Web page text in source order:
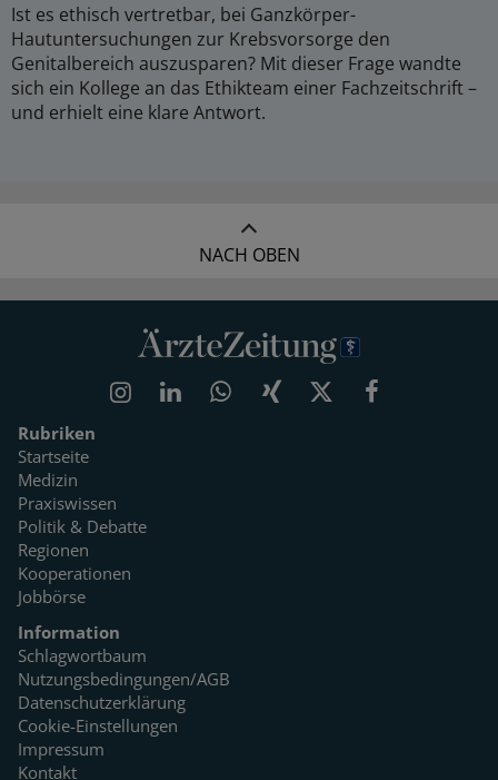
Ist es ethisch vertretbar, bei Ganzkörper-
Hautuntersuchungen zur Krebsvorsorge den
Genitalbereich auszusparen? Mit dieser Frage wandte
sich ein Kollege an das Ethikteam einer Fachzeitschrift –
und erhielt eine klare Antwort.
NACH OBEN
Rubriken
Startseite
Medizin
Praxiswissen
Politik & Debatte
Regionen
Kooperationen
Jobbörse
Information
Schlagwortbaum
Nutzungsbedingungen/AGB
Datenschutzerklärung
Cookie-Einstellungen
Impressum
Kontakt